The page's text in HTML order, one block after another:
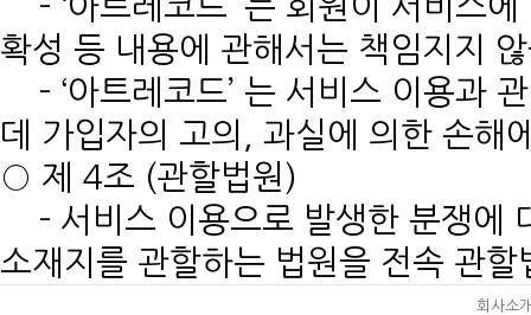
확성 등 내용에 관해서는 책임지지
- ‘아트레코드’ 는 서비스 이용과
데 가입자의 고의, 과실에 의한 손해
○ 제 4조 (관할법원)
- 서비스 이용으로 발생한 분쟁에
소재지를 관할하는 법원을 전속 관할
회사소